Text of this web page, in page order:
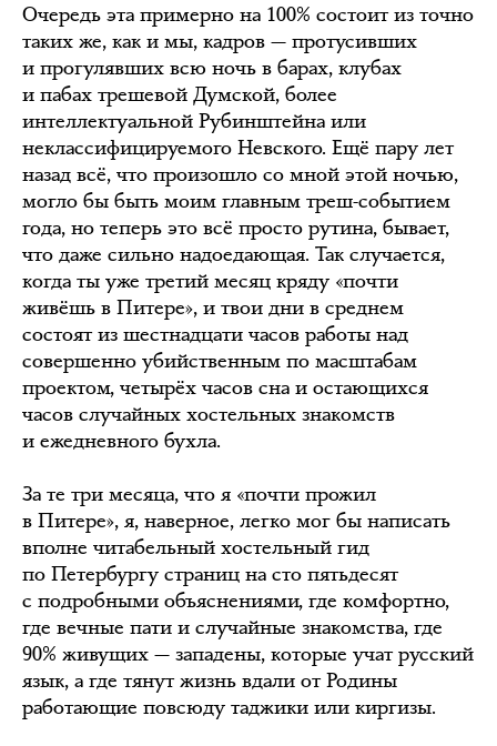
Очередь эта примерно на 100% состоит из точно
таких же, как и мы, кадров — протусивших
и прогулявших всю ночь в барах, клубах
и пабах трешевой Думской, более
интеллектуальной Рубинштейна или
неклассифицируемого Невского. Ещё пару лет
назад всё, что произошло со мной этой ночью,
могло бы быть моим главным треш-событием
года, но теперь это всё просто рутина, бывает,
что даже сильно надоедающая. Так случается,
когда ты уже третий месяц кряду «почти
живёшь в Питере», и твои дни в среднем
состоят из шестнадцати часов работы над
совершенно убийственным по масштабам
проектом, четырёх часов сна и остающихся
часов случайных хостельных знакомств
и ежедневного бухла.
За те три месяца, что я «почти прожил
в Питере», я, наверное, легко мог бы написать
вполне читабельный хостельный гид
по Петербургу страниц на сто пятьдесят
с подробными объяснениями, где комфортно,
где вечные пати и случайные знакомства, где
90% живущих — западены, которые учат русский
язык, а где тянут жизнь вдали от Родины
работающие повсюду таджики или киргизы.